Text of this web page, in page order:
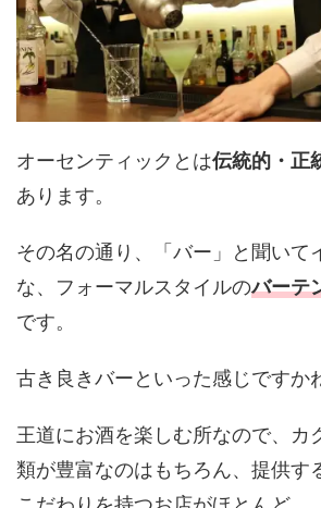
オーセンティックとは伝統的・正
あります。
その名の通り、「バー」と聞いて
な、フォーマルスタイルのバーテ
です。
古き良きバーといった感じですか
王道にお酒を楽しむ所なので、カ
類が豊富なのはもちろん、提供す